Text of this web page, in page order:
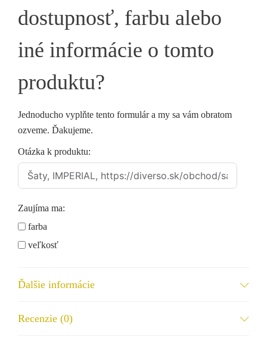
dostupnosť, farbu alebo
iné informácie o tomto
produktu?
Jednoducho vyplňte tento formulár a my sa vám obratom
ozveme. Ďakujeme.
Otázka k produktu:
Zaujíma ma:
farba
veľkosť
iné...
Ďalšie informácie
Recenzie (0)